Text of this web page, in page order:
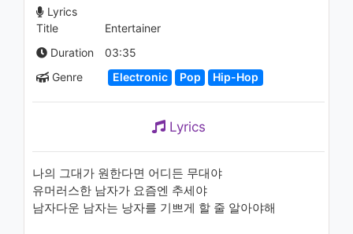
891 - 7 years ago
03:18
Gitme
849 - 7 years ago
Lyrics
Title
Entertainer
Duration
03:35
Genre
Electronic Pop Hip-Hop
Lyrics
나의 그대가 원한다면 어디든 무대야
유머러스한 남자가 요즘엔 추세야
남자다운 남자는 낭자를 기쁘게 할 줄 알아야해